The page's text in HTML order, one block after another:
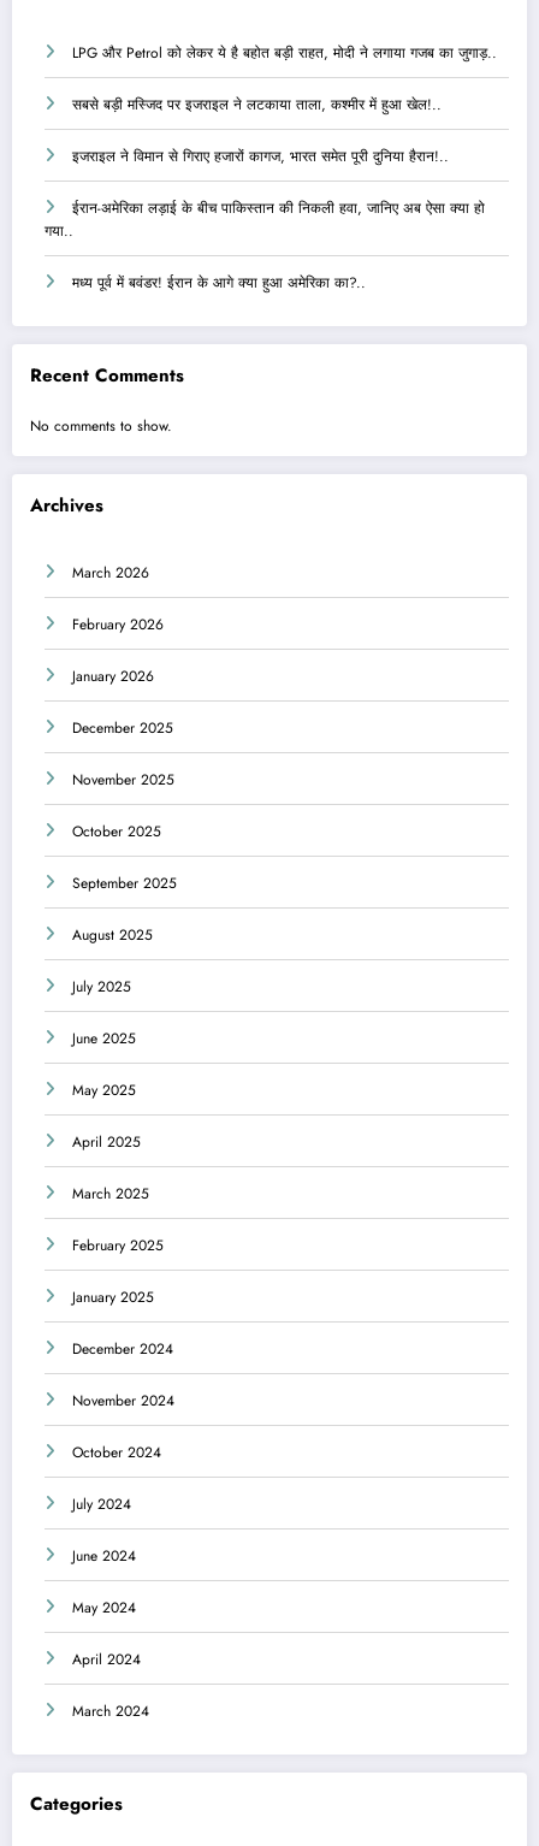
LPG और Petrol को लेकर ये है बहोत बड़ी राहत, मोदी ने लगाया गजब का जुगाड़..
सबसे बड़ी मस्जिद पर इजराइल ने लटकाया ताला, कश्मीर में हुआ खेल!..
इजराइल ने विमान से गिराए हजारों कागज, भारत समेत पूरी दुनिया हैरान!..
ईरान-अमेरिका लड़ाई के बीच पाकिस्तान की निकली हवा, जानिए अब ऐसा क्या हो
गया..
मध्य पूर्व में बवंडर! ईरान के आगे क्या हुआ अमेरिका का?..
Recent Comments
No comments to show.
Archives
March 2026
February 2026
January 2026
December 2025
November 2025
October 2025
September 2025
August 2025
July 2025
June 2025
May 2025
April 2025
March 2025
February 2025
January 2025
December 2024
November 2024
October 2024
July 2024
June 2024
May 2024
April 2024
March 2024
Categories